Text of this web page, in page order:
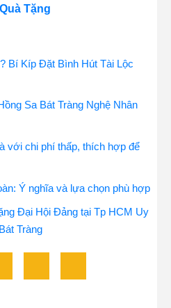
Tặng
Bí Kíp Đặt Bình Hút Tài Lộc
Sa Bát Tràng Nghệ Nhân
với chi phí thấp, thích hợp để
Ý nghĩa và lựa chọn phù hợp
Đại Hội Đảng tại Tp HCM Uy
Tràng